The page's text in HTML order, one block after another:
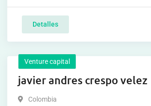
Detalles
Venture capital
javier andres crespo velez
Colombia